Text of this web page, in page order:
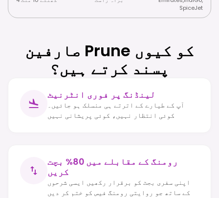
SpiceJet
صارفین Prune کو کیوں
پسند کرتے ہیں؟
لینڈنگ پر فوری انٹرنیٹ
آپ کے طیارے کے اترتے ہی منسلک ہو جائیں۔
کوئی انتظار نہیں، کوئی پریشانی نہیں
رومنگ کے مقابلے میں 80% بچت
کریں
اپنی سفری بجٹ کو برقرار رکھیں ایسی شرحوں
کے ساتھ جو روایتی رومنگ فیس کو ختم کر دیں